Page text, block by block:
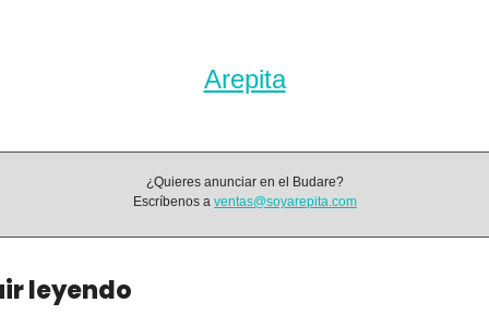
Arepita
¿Quieres anunciar en el Budare?
Escríbenos a ventas@soyarepita.com
leyendo